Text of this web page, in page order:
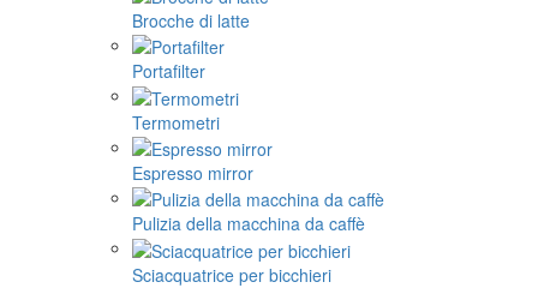
Brocche di latte
Portafilter
Termometri
Espresso mirror
Pulizia della macchina da caffè
Sciacquatrice per bicchieri